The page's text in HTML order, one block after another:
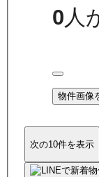
0人
物件画像
次の10件を表示